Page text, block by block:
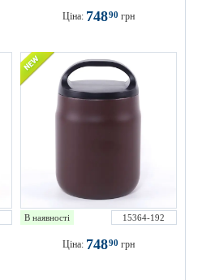
Ціна: 74890 грн
В наявності 15364-192
Ціна: 74890 грн